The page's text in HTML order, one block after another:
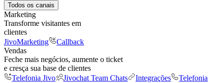
Todos os canais
Marketing
Transforme visitantes em
clientes
JivoMarketing
Callback
Vendas
Feche mais negócios, aumente o ticket
e cresça sua base de clientes
Telefonia Jivo
Jivochat Team Chats Integrações
Telefonia